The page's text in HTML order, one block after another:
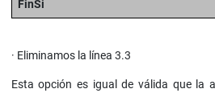
FinSi
· Eliminamos la línea 3.3
Esta opción es igual de válida que la